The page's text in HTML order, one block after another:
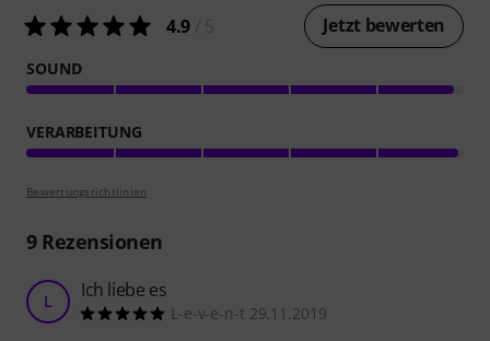
4.9 Jetzt bewerten
SOUND
VERARBEITUNG
Bewertungsrichtlinien
9Rezensionen
L Ich liebe es
L-e-v-e-n-t 29.11.2019